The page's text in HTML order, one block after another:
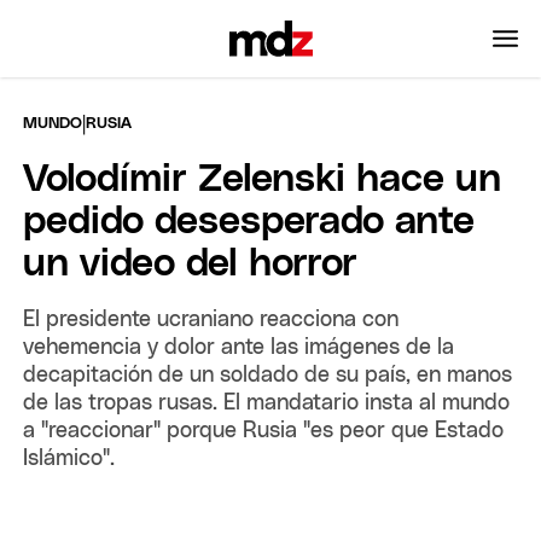
MUNDO |RUSIA
Volodímir Zelenski hace un
pedido desesperado ante
un video del horror
El presidente ucraniano reacciona con
vehemencia y dolor ante las imágenes de la
decapitación de un soldado de su país, en manos
de las tropas rusas. El mandatario insta al mundo
a "reaccionar" porque Rusia "es peor que Estado
Islámico".